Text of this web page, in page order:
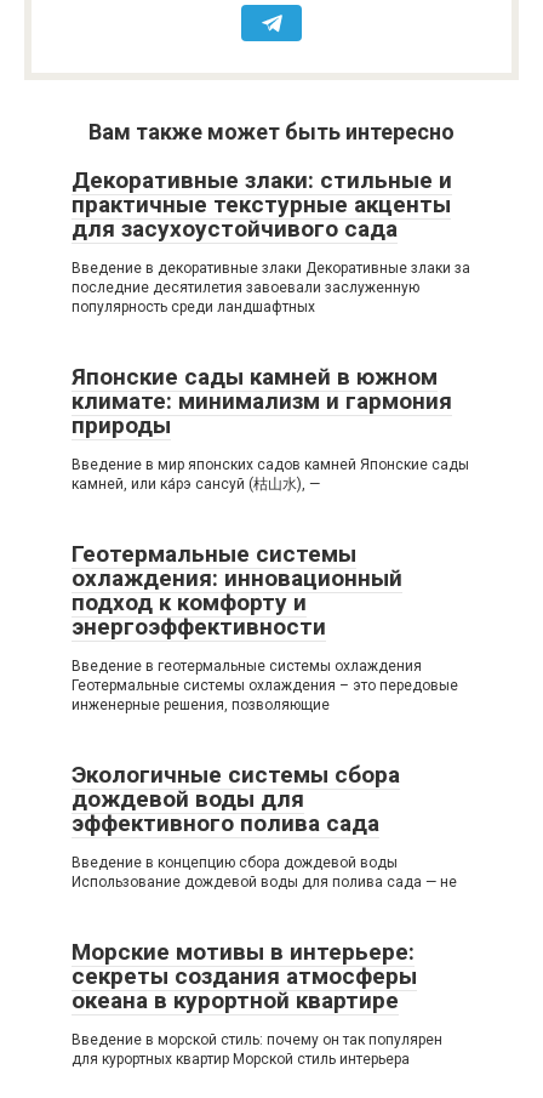
Вам также может быть интересно
Декоративные злаки: стильные и
практичные текстурные акценты
для засухоустойчивого сада
Введение в декоративные злаки Декоративные злаки за
последние десятилетия завоевали заслуженную
популярность среди ландшафтных
Японские сады камней в южном
климате: минимализм и гармония
природы
Введение в мир японских садов камней Японские сады
камней, или ка́рэ сансуй (枯山水), —
Геотермальные системы
охлаждения: инновационный
подход к комфорту и
энергоэффективности
Введение в геотермальные системы охлаждения
Геотермальные системы охлаждения – это передовые
инженерные решения, позволяющие
Экологичные системы сбора
дождевой воды для
эффективного полива сада
Введение в концепцию сбора дождевой воды
Использование дождевой воды для полива сада — не
Морские мотивы в интерьере:
секреты создания атмосферы
океана в курортной квартире
Введение в морской стиль: почему он так популярен
для курортных квартир Морской стиль интерьера